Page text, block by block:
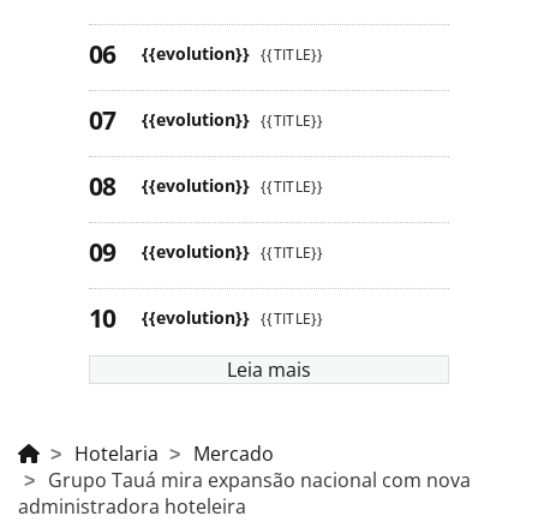
{{evolution}} {{TITLE}}
{{evolution}} {{TITLE}}
{{evolution}} {{TITLE}}
{{evolution}} {{TITLE}}
{{evolution}} {{TITLE}}
Leia mais
Hotelaria
Mercado
Grupo Tauá mira expansão nacional com nova
administradora hoteleira